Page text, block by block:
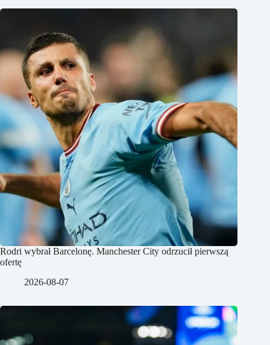
Rodri wybrał Barcelonę. Manchester City odrzucił pierwszą
ofertę
2026-08-07